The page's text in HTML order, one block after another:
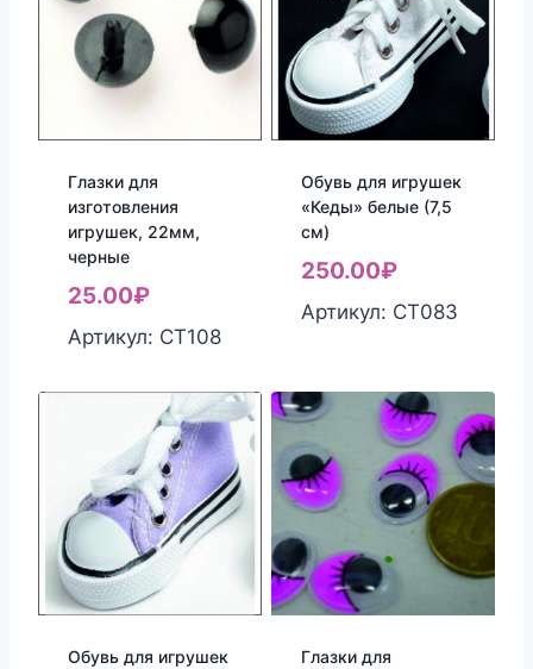
Глазки для
изготовления
игрушек, 22мм,
черные
25.00₽
Артикул: СТ108
Обувь для игрушек
«Кеды» белые (7,5
см)
250.00₽
Артикул: СТ083
Обувь для игрушек
Глазки для